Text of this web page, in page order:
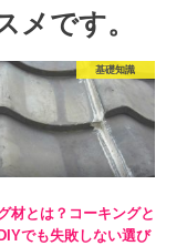
メです。
基礎知識
材とは？コーキングと
でも失敗しない選び